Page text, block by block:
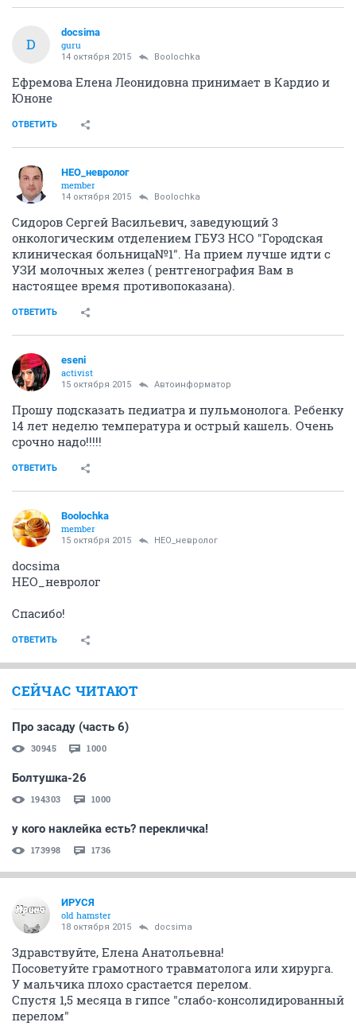
D
docsima
guru
14 октября 2015 Boolochka
Ефремова Елена Леонидовна принимает в Кардио и
Юноне
ОТВЕТИТЬ
НЕО_невролог
member
14 октября 2015 Boolochka
Сидоров Сергей Васильевич, заведующий 3
онкологическим отделением ГБУЗ НСО "Городская
клиническая больница№1". На прием лучше идти с
УЗИ молочных желез ( рентгенография Вам в
настоящее время противопоказана).
ОТВЕТИТЬ
eseni
activist
15 октября 2015 Автоинформатор
Прошу подсказать педиатра и пульмонолога. Ребенку
14 лет неделю температура и острый кашель. Очень
срочно надо!!!!!
ОТВЕТИТЬ
Boolochka
member
15 октября 2015 НЕО_невролог
docsima
НЕО_невролог
Спасибо!
ОТВЕТИТЬ
СЕЙЧАС ЧИТАЮТ
Про засаду (часть 6)
30945 1000
Болтушка-26
194303 1000
у кого наклейка есть? перекличка!
173998 1736
ИРУСЯ
old hamster
18 октября 2015 docsima
Здравствуйте, Елена Анатольевна!
Посоветуйте грамотного травматолога или хирурга.
У мальчика плохо срастается перелом.
Спустя 1,5 месяца в гипсе "слабо-консолидированный
перелом"